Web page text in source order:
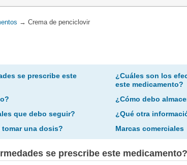
→ Crema de penciclovir
se prescribe este
que debo seguir?
una dosis?
¿Cuáles son los
este medicamento?
¿Cómo debo
¿Qué otra
Marcas comerciales
se prescribe este medicamento?